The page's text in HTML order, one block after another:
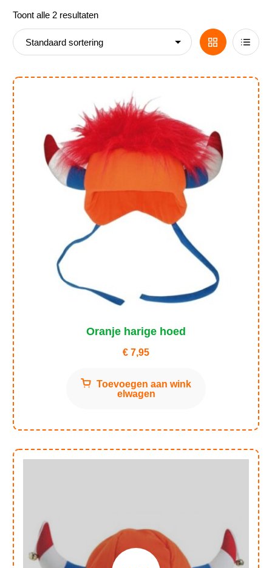
Nieuws
Toont alle 2 resultaten
Grid List
Oranje harige hoed
€ 7,95
Toevoegen aan wink
elwagen